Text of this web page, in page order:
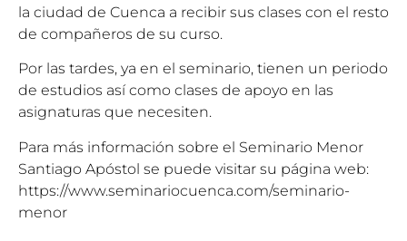
la ciudad de Cuenca a recibir sus clases con el resto
de compañeros de su curso.
Por las tardes, ya en el seminario, tienen un periodo
de estudios así como clases de apoyo en las
asignaturas que necesiten.
Para más información sobre el Seminario Menor
Santiago Apóstol se puede visitar su página web:
https://www.seminariocuenca.com/seminario-
menor